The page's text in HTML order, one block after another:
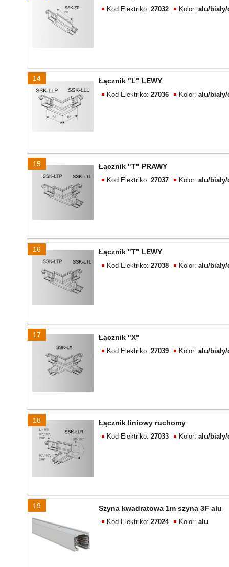
Kod Elektriko: 27032 Kolor: alu/
14 Łącznik "L" LEWY
Kod Elektriko: 27036 Kolor: alu/
15 Łącznik "T" PRAWY
Kod Elektriko: 27037 Kolor: alu/
16 Łącznik "T" LEWY
Kod Elektriko: 27038 Kolor: alu/
17 Łącznik "X"
Kod Elektriko: 27039 Kolor: alu/
18 Łącznik liniowy ruchomy
Kod Elektriko: 27033 Kolor: alu/
19 Szyna kwadratowa 1m szyna 3F alu
Kod Elektriko: 27024 Kolor: alu